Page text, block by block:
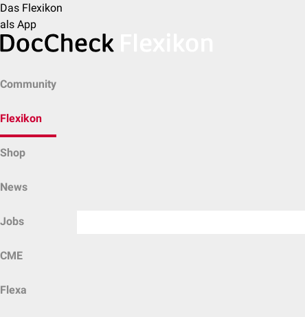
Das Flexikon
als App
Community
Flexikon
Shop
News
Jobs
CME
Flexa